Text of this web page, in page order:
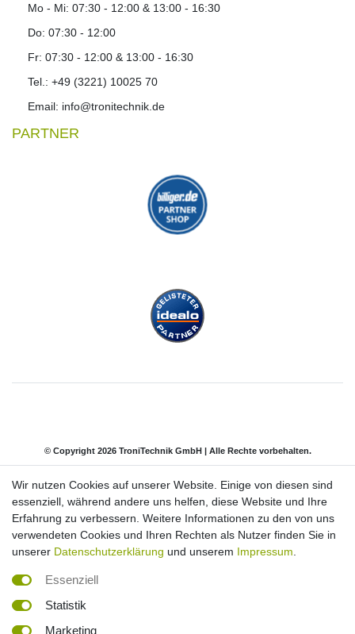
Mo - Mi: 07:30 - 12:00 & 13:00 - 16:30
Do: 07:30 - 12:00
Fr: 07:30 - 12:00 & 13:00 - 16:30
Tel.: +49 (3221) 10025 70
Email: info@tronitechnik.de
PARTNER
© Copyright 2026 TroniTechnik GmbH | Alle Rechte vorbehalten.
Impressum Daten­schutz­erklärung AGB
Barrierefreiheitserklärung Widerrufs­recht
Wir nutzen Cookies auf unserer Website. Einige von diesen sind
essenziell, während andere uns helfen, diese Website und Ihre
Erfahrung zu verbessern. Weitere Informationen zu den von uns
verwendeten Cookies und Ihren Rechten als Nutzer finden Sie in
unserer Datenschutzerklärung und unserem Impressum
Essenziell
Statistik
Marketing